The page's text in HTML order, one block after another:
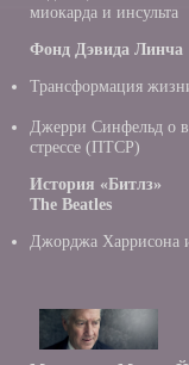
миокарда и инсульта
Фонд Дэвида Линча
Трансформация
Джерри Синфельд о
стрессе (ПТСР)
История «Битлз»
The Beatles
Джорджа Харрисона